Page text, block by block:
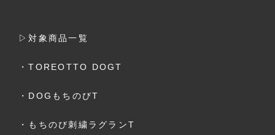
▷対象商品一覧
・TOREOTTO DOGT
・DOGもちのびT
・もちのび刺繍ラグランT